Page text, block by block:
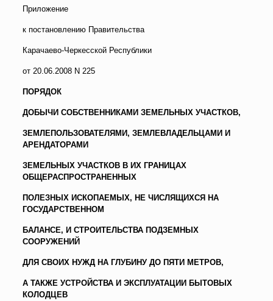
Приложение
к постановлению Правительства
Карачаево-Черкесской Республики
от 20.06.2008 N 225
ПОРЯДОК
ДОБЫЧИ СОБСТВЕННИКАМИ ЗЕМЕЛЬНЫХ УЧАСТКОВ,
ЗЕМЛЕПОЛЬЗОВАТЕЛЯМИ, ЗЕМЛЕВЛАДЕЛЬЦАМИ И
АРЕНДАТОРАМИ
ЗЕМЕЛЬНЫХ УЧАСТКОВ В ИХ ГРАНИЦАХ
ОБЩЕРАСПРОСТРАНЕННЫХ
ПОЛЕЗНЫХ ИСКОПАЕМЫХ, НЕ ЧИСЛЯЩИХСЯ НА
ГОСУДАРСТВЕННОМ
БАЛАНСЕ, И СТРОИТЕЛЬСТВА ПОДЗЕМНЫХ
СООРУЖЕНИЙ
ДЛЯ СВОИХ НУЖД НА ГЛУБИНУ ДО ПЯТИ МЕТРОВ,
А ТАКЖЕ УСТРОЙСТВА И ЭКСПЛУАТАЦИИ БЫТОВЫХ
КОЛОДЦЕВ